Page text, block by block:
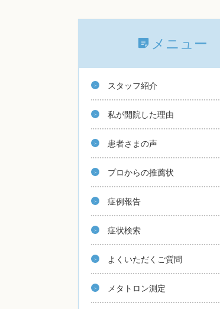
メニュー
スタッフ紹介
私が開院した理由
患者さまの声
プロからの推薦状
症例報告
症状検索
よくいただくご質問
メタトロン測定